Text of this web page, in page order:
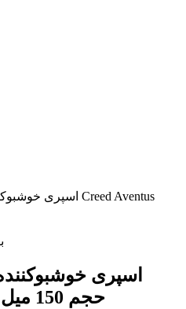
اسپری
مدل Creed Aventus حجم 150 میل